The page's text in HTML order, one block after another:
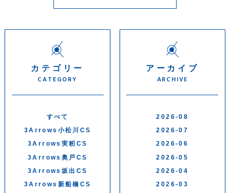
カテゴリー
CATEGORY
すべて
3Arrows小松川CS
3Arrows実籾CS
3Arrows奥戸CS
3Arrows坂出CS
3Arrows新船橋CS
アーカイブ
ARCHIVE
2026-08
2026-07
2026-06
2026-05
2026-04
2026-03